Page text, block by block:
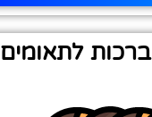
ברכות לתאומים